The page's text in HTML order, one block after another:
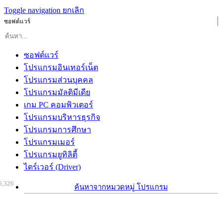
Toggle navigation ยกเลิก
ซอฟต์แวร์
ซอฟต์แวร์
โปรแกรมอินเทอร์เน็ต
โปรแกรมส่วนบุคคล
โปรแกรมมัลติมีเดีย
เกม PC คอมพิวเตอร์
โปรแกรมบริหารธุรกิจ
โปรแกรมการศึกษา
โปรแกรมเมอร์
โปรแกรมยูทิลิตี้
ไดร์เวอร์ (Driver)
ค้นหาจากหมวดหมู่ โปรแกรม